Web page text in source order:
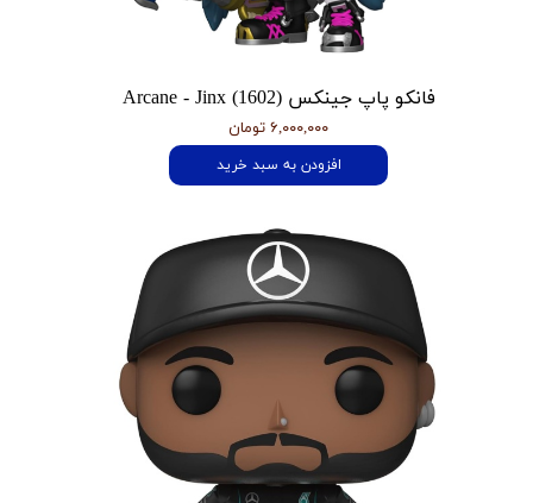
فانکو پاپ جینکس Arcane - Jinx (1602)
۶,۰۰۰,۰۰۰ تومان
افزودن به سبد خرید